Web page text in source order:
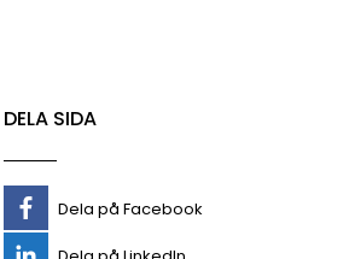
DELA SIDA
Dela på Facebook